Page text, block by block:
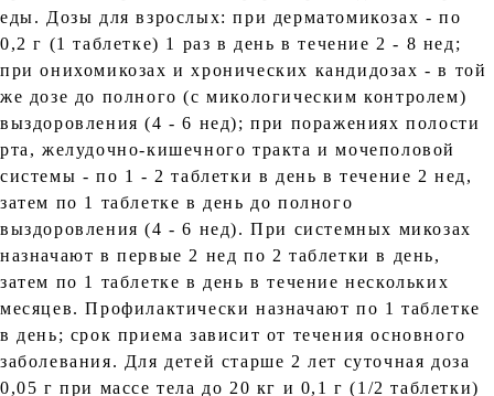
еды. Дозы для взрослых: при дерматомикозах - по
0,2 г (1 таблетке) 1 раз в день в течение 2 - 8 нед;
при онихомикозах и хронических кандидозах - в той
же дозе до полного (с микологическим контролем)
выздоровления (4 - 6 нед); при поражениях полости
рта, желудочно-кишечного тракта и мочеполовой
системы - по 1 - 2 таблетки в день в течение 2 нед,
затем по 1 таблетке в день до полного
выздоровления (4 - 6 нед). При системных микозах
назначают в первые 2 нед по 2 таблетки в день,
затем по 1 таблетке в день в течение нескольких
месяцев. Профилактически назначают по 1 таблетке
в день; срок приема зависит от течения основного
заболевания. Для детей старше 2 лет суточная доза
0,05 г при массе тела до 20 кг и 0,1 г (1/2 таблетки)